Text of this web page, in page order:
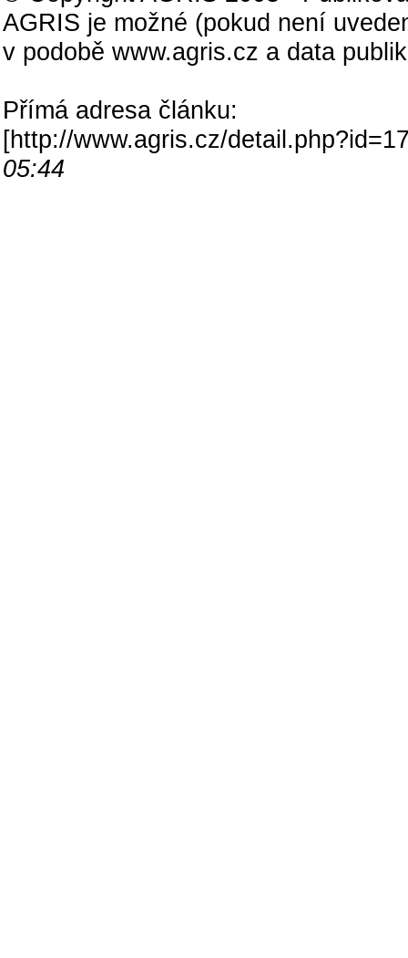
AGRIS je možné (pokud není
v podobě www.agris.cz a data
Přímá adresa článku:
[http://www.agris.cz/
05:44